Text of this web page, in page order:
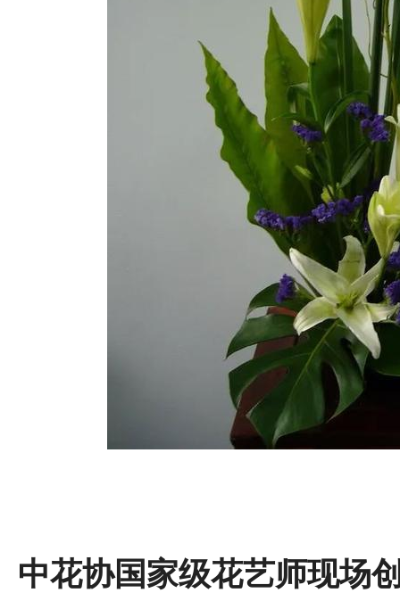
中花协国家级花艺师现场